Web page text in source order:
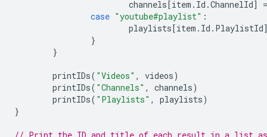
channels[item . Id .ChannelId]
=
case "youtube#playlist" :
playlists[item . Id . PlaylistId
}
}
printIDs( "Videos" , videos)
printIDs( "Channels" , channels)
printIDs( "Playlists" , playlists)
}